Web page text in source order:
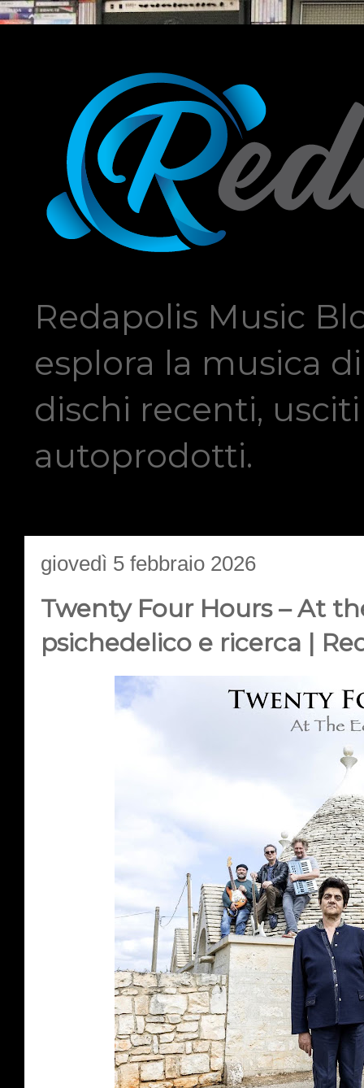
Redapolis Music
esplora la musica
dischi recenti,
autoprodotti.
giovedì 5 febbraio 2026
Twenty Four Hours – At
psichedelico e ricerca |